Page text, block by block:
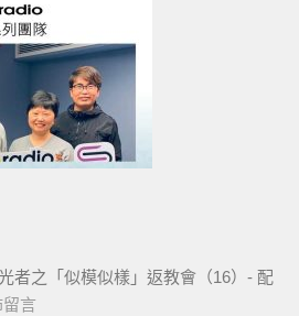
者之「似模似樣」返教會（16）- 配
言